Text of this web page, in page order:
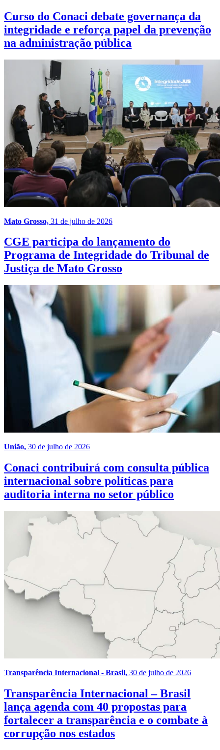
Curso do Conaci debate governança da
integridade e reforça papel da prevenção
na administração pública
Mato Grosso, 31 de julho de 2026
CGE participa do lançamento do
Programa de Integridade do Tribunal de
Justiça de Mato Grosso
União, 30 de julho de 2026
Conaci contribuirá com consulta pública
internacional sobre políticas para
auditoria interna no setor público
Transparência Internacional - Brasil, 30 de julho de 2026
Transparência Internacional – Brasil
lança agenda com 40 propostas para
fortalecer a transparência e o combate à
corrupção nos estados